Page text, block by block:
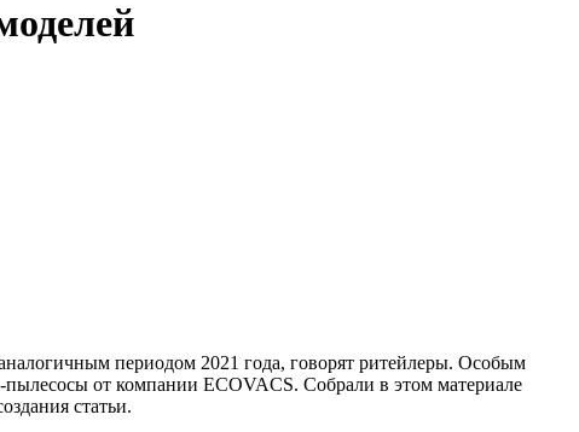
периодом 2021 года, говорят ритейлеры. Особым
от компании ECOVACS. Собрали в этом материале
статьи.